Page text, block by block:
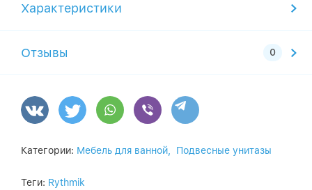
Характеристики
Отзывы
Категории: Мебель для ванной, Подвесные унитазы
Теги: Rythmik